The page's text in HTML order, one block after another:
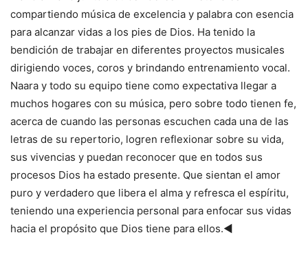
compartiendo música de excelencia y palabra con esencia
para alcanzar vidas a los pies de Dios. Ha tenido la
bendición de trabajar en diferentes proyectos musicales
dirigiendo voces, coros y brindando entrenamiento vocal.
Naara y todo su equipo tiene como expectativa llegar a
muchos hogares con su música, pero sobre todo tienen fe,
acerca de cuando las personas escuchen cada una de las
letras de su repertorio, logren reflexionar sobre su vida,
sus vivencias y puedan reconocer que en todos sus
procesos Dios ha estado presente. Que sientan el amor
puro y verdadero que libera el alma y refresca el espíritu,
teniendo una experiencia personal para enfocar sus vidas
hacia el propósito que Dios tiene para ellos.◄